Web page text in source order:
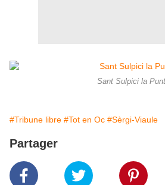
Sant Sulpici la
#Tribune libre #Tot en Oc #Sèrgi-Viaule
Partager